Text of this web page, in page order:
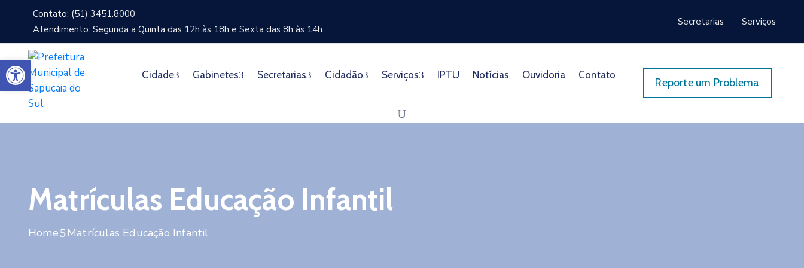
Abrir a barra de ferramentas
Contato: (51) 3451.8000
Atendimento: Segunda a Quinta das 12h às 18h e Sexta das 8h às 14h.
Secretarias Serviços
Cidade Gabinetes Secretarias Cidadão Serviços IPTU Notícias Ouvidoria Contato
Reporte um Problema
Matrículas Educação Infantil
Home Matrículas Educação Infantil